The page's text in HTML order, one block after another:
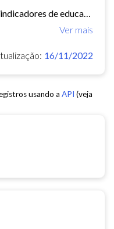
Ver mais
16/11/2022
usando a API (veja